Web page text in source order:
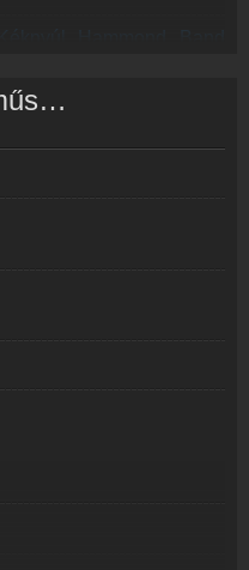
Mátyás (Hammond
Csaba (trombita), J...
Trió koncertje
Matthi
Szakcsi Rádió műsorai